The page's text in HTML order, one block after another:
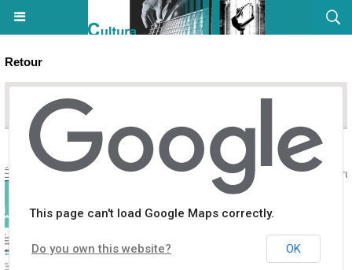
Retour
Éveil musical sensoriel animé par Cencio - Centre Culturel
This page can't load Google Maps correctly.
Do you own this website? OK